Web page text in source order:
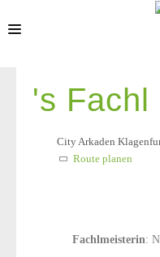
's Fachl
City Arkaden Klagenfurt
Route planen
Fachlmeisterin: